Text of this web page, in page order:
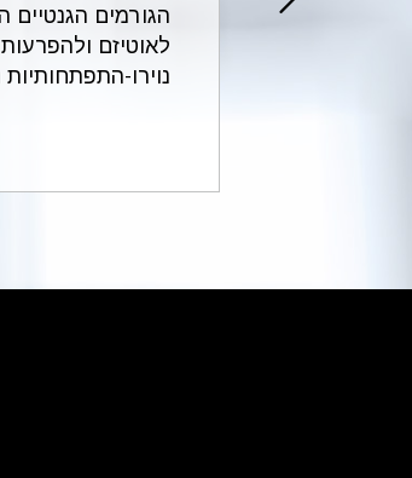
הגורמים הגנטיים
לאוטיזם ולהפרעות
נוירו-התפתחותיות